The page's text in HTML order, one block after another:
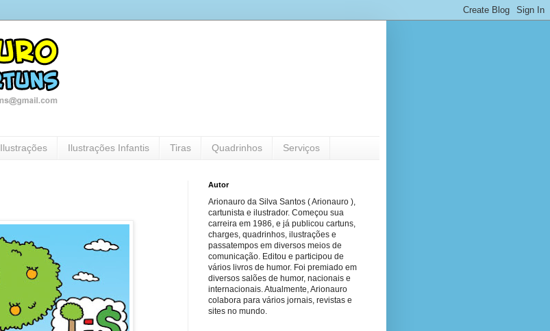
Ilustrações Ilustrações Infantis Tiras Quadrinhos Serviços
Autor
Arionauro da Silva Santos ( Arionauro ),
cartunista e ilustrador. Começou sua
carreira em 1986, e já publicou cartuns,
charges, quadrinhos, ilustrações e
passatempos em diversos meios de
comunicação. Editou e participou de
vários livros de humor. Foi premiado em
diversos salões de humor, nacionais e
internacionais. Atualmente, Arionauro
colabora para vários jornais, revistas e
sites no mundo.